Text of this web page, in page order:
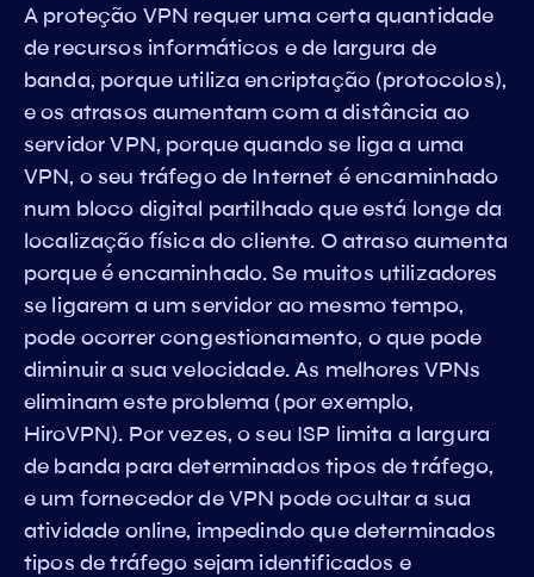
A proteção VPN requer uma certa quantidade
de recursos informáticos e de largura de
banda, porque utiliza encriptação (protocolos),
e os atrasos aumentam com a distância ao
servidor VPN, porque quando se liga a uma
VPN, o seu tráfego de Internet é encaminhado
num bloco digital partilhado que está longe da
localização física do cliente. O atraso aumenta
porque é encaminhado. Se muitos utilizadores
se ligarem a um servidor ao mesmo tempo,
pode ocorrer congestionamento, o que pode
diminuir a sua velocidade. As melhores VPNs
eliminam este problema (por exemplo,
HiroVPN). Por vezes, o seu ISP limita a largura
de banda para determinados tipos de tráfego,
e um fornecedor de VPN pode ocultar a sua
atividade online, impedindo que determinados
tipos de tráfego sejam identificados e